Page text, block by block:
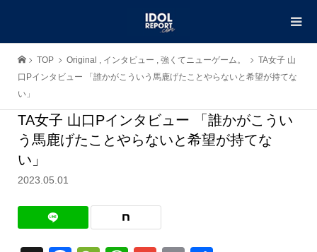
TOP Original , インタビュー , 強くてニューゲーム。
TA女子 山
口Pインタビュー 「誰かがこういう馬鹿げたことやらないと希望が持てな
い」
TA女子 山口Pインタビュー 「誰かがこうい
う馬鹿げたことやらないと希望が持てな
い」
2023.05.01